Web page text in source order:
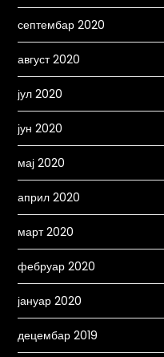
септембар 2020
август 2020
јул 2020
јун 2020
мај 2020
април 2020
март 2020
фебруар 2020
јануар 2020
децембар 2019